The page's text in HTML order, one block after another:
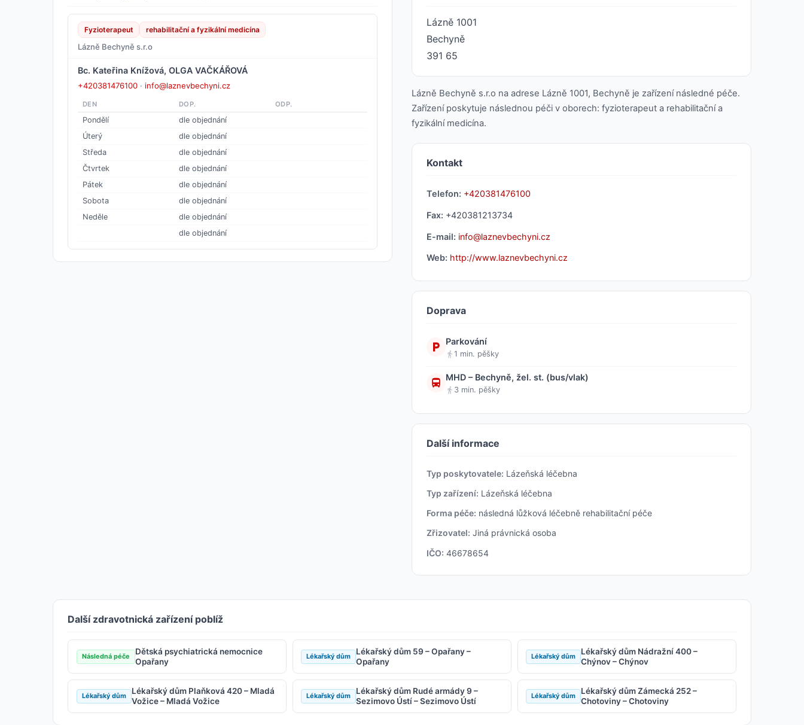
Fyzioterapeut rehabilitační a fyzikální medicína
Lázně Bechyně s.r.o
Bc. Kateřina Knížová, OLGA VAČKÁŘOVÁ
+420381476100 · info@laznevbechyni.cz
DEN DOP. ODP.
Pondělí
dle objednání
Úterý
dle objednání
Středa
dle objednání
Čtvrtek
dle objednání
Pátek
dle objednání
Sobota
dle objednání
Neděle
dle objednání
dle objednání
Lázně 1001
Bechyně
391 65
Lázně Bechyně s.r.o na adrese Lázně 1001, Bechyně je zařízení následné péče.
Zařízení poskytuje následnou péči v oborech: fyzioterapeut a rehabilitační a
fyzikální medicína.
Kontakt
Telefon: +420381476100
Fax: +420381213734
E-mail: info@laznevbechyni.cz
Web: http://www.laznevbechyni.cz
Doprava
Parkování
1 min. pěšky
MHD – Bechyně, žel. st. (bus/vlak)
3 min. pěšky
Další informace
Typ poskytovatele: Lázeňská léčebna
Typ zařízení: Lázeňská léčebna
Forma péče: následná lůžková léčebně rehabilitační péče
Zřizovatel: Jiná právnická osoba
IČO: 46678654
Další zdravotnická zařízení poblíž
Následná péče
Dětská psychiatrická nemocnice
Opařany
Lékařský dům
Lékařský dům 59 – Opařany –
Opařany
Lékařský dům
Lékařský dům Nádražní 400 –
Chýnov – Chýnov
Lékařský dům
Lékařský dům Plaňková 420 – Mladá
Vožice – Mladá Vožice
Lékařský dům
Lékařský dům Rudé armády 9 –
Sezimovo Ústí – Sezimovo Ústí
Lékařský dům
Lékařský dům Zámecká 252 –
Chotoviny – Chotoviny